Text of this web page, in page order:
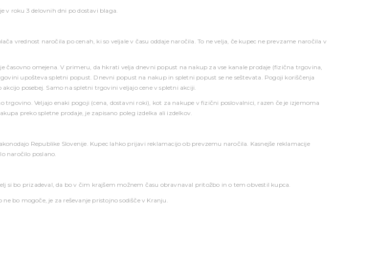
v roku 3 delovnih dni po dostavi blaga.
vrednost naročila po cenah, ki so veljale v času oddaje naročila. To ne velja, če kupec ne prevzame naročila v
časovno omejena. V primeru, da hkrati velja dnevni popust na nakup za vse kanale prodaje (fizična trgovina,
upošteva spletni popust. Dnevni popust na nakup in spletni popust se ne seštevata. Pogoji koriščenja
posebej. Samo na spletni trgovini veljajo cene v spletni akciji.
Veljajo enaki pogoji (cena, dostavni roki), kot za nakupe v fizični poslovalnici, razen če je izjemoma
preko spletne prodaje, je zapisano poleg izdelka ali izdelkov.
Republike Slovenije. Kupec lahko prijavi reklamacijo ob prevzemu naročila. Kasnejše reklamacije
naročilo poslano.
bo prizadeval, da bo v čim krajšem možnem času obravnaval pritožbo in o tem obvestil kupca.
bo mogoče, je za reševanje pristojno sodišče v Kranju.